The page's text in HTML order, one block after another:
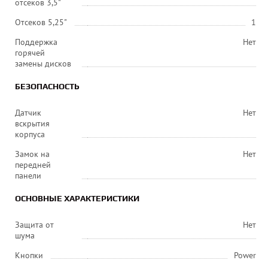
отсеков 3,5"
Отсеков 5,25"
1
Поддержка
горячей
замены дисков
Нет
БЕЗОПАСНОСТЬ
Датчик
вскрытия
корпуса
Нет
Замок на
передней
панели
Нет
ОСНОВНЫЕ ХАРАКТЕРИСТИКИ
Защита от
шума
Нет
Кнопки
Power